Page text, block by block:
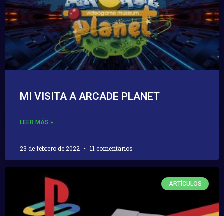
MI VISITA A ARCADE PLANET
LEER MÁS »
23 de febrero de 2022 11 comentarios
ARTÍCULOS